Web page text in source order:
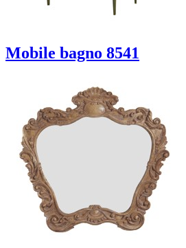
Mobile bagno 8541